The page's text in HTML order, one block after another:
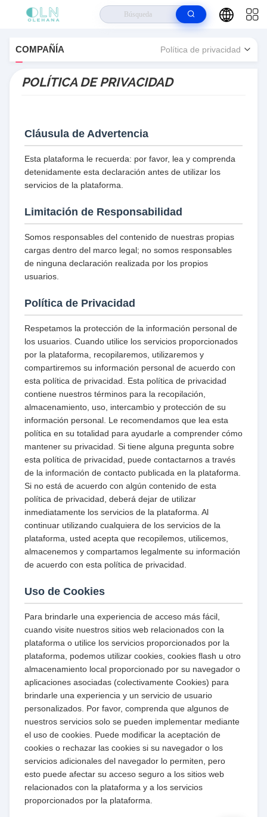
Guangzhou Olehana Biotechnology Co., Ltd. Política de privacidad
COMPAÑÍA Política de privacidad
POLÍTICA DE PRIVACIDAD
Cláusula de Advertencia
Esta plataforma le recuerda: por favor, lea y comprenda
detenidamente esta declaración antes de utilizar los
servicios de la plataforma.
Limitación de Responsabilidad
Somos responsables del contenido de nuestras propias
cargas dentro del marco legal; no somos responsables
de ninguna declaración realizada por los propios
usuarios.
Política de Privacidad
Respetamos la protección de la información personal de
los usuarios. Cuando utilice los servicios proporcionados
por la plataforma, recopilaremos, utilizaremos y
compartiremos su información personal de acuerdo con
esta política de privacidad. Esta política de privacidad
contiene nuestros términos para la recopilación,
almacenamiento, uso, intercambio y protección de su
información personal. Le recomendamos que lea esta
política en su totalidad para ayudarle a comprender cómo
mantener su privacidad. Si tiene alguna pregunta sobre
esta política de privacidad, puede contactarnos a través
de la información de contacto publicada en la plataforma.
Si no está de acuerdo con algún contenido de esta
política de privacidad, deberá dejar de utilizar
inmediatamente los servicios de la plataforma. Al
continuar utilizando cualquiera de los servicios de la
plataforma, usted acepta que recopilemos, utilicemos,
almacenemos y compartamos legalmente su información
de acuerdo con esta política de privacidad.
Uso de Cookies
Para brindarle una experiencia de acceso más fácil,
cuando visite nuestros sitios web relacionados con la
plataforma o utilice los servicios proporcionados por la
plataforma, podemos utilizar cookies, cookies flash u otro
almacenamiento local proporcionado por su navegador o
aplicaciones asociadas (colectivamente Cookies) para
brindarle una experiencia y un servicio de usuario
personalizados. Por favor, comprenda que algunos de
nuestros servicios solo se pueden implementar mediante
el uso de cookies. Puede modificar la aceptación de
cookies o rechazar las cookies si su navegador o los
servicios adicionales del navegador lo permiten, pero
esto puede afectar su acceso seguro a los sitios web
relacionados con la plataforma y a los servicios
proporcionados por la plataforma.